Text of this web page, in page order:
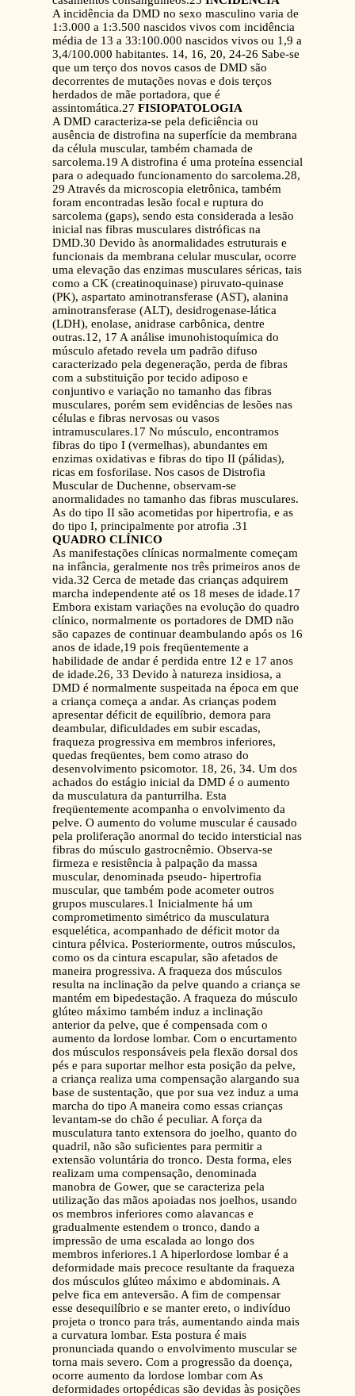
A incidência da DMD no sexo masculino varia de
1:3.000 a 1:3.500 nascidos vivos com incidência
média de 13 a 33:100.000 nascidos vivos ou 1,9 a
3,4/100.000 habitantes. 14, 16, 20, 24-26 Sabe-se
que um terço dos novos casos de DMD são
decorrentes de mutações novas e dois terços
herdados de mãe portadora, que é
assintomática.27 FISIOPATOLOGIA
A DMD caracteriza-se pela deficiência ou
ausência de distrofina na superfície da membrana
da célula muscular, também chamada de
sarcolema.19 A distrofina é uma proteína essencial
para o adequado funcionamento do sarcolema.28,
29 Através da microscopia eletrônica, também
foram encontradas lesão focal e ruptura do
sarcolema (gaps), sendo esta considerada a lesão
inicial nas fibras musculares distróficas na
DMD.30 Devido às anormalidades estruturais e
funcionais da membrana celular muscular, ocorre
uma elevação das enzimas musculares séricas, tais
como a CK (creatinoquinase) piruvato-quinase
(PK), aspartato aminotransferase (AST), alanina
aminotransferase (ALT), desidrogenase-lática
(LDH), enolase, anidrase carbônica, dentre
outras.12, 17 A análise imunohistoquímica do
músculo afetado revela um padrão difuso
caracterizado pela degeneração, perda de fibras
com a substituição por tecido adiposo e
conjuntivo e variação no tamanho das fibras
musculares, porém sem evidências de lesões nas
células e fibras nervosas ou vasos
intramusculares.17 No músculo, encontramos
fibras do tipo I (vermelhas), abundantes em
enzimas oxidativas e fibras do tipo II (pálidas),
ricas em fosforilase. Nos casos de Distrofia
Muscular de Duchenne, observam-se
anormalidades no tamanho das fibras musculares.
As do tipo II são acometidas por hipertrofia, e as
do tipo I, principalmente por atrofia .31
QUADRO CLÍNICO
As manifestações clínicas normalmente começam
na infância, geralmente nos três primeiros anos de
vida.32 Cerca de metade das crianças adquirem
marcha independente até os 18 meses de idade.17
Embora existam variações na evolução do quadro
clínico, normalmente os portadores de DMD não
são capazes de continuar deambulando após os 16
anos de idade,19 pois freqüentemente a
habilidade de andar é perdida entre 12 e 17 anos
de idade.26, 33 Devido à natureza insidiosa, a
DMD é normalmente suspeitada na época em que
a criança começa a andar. As crianças podem
apresentar déficit de equilíbrio, demora para
deambular, dificuldades em subir escadas,
fraqueza progressiva em membros inferiores,
quedas freqüentes, bem como atraso do
desenvolvimento psicomotor. 18, 26, 34. Um dos
achados do estágio inicial da DMD é o aumento
da musculatura da panturrilha. Esta
freqüentemente acompanha o envolvimento da
pelve. O aumento do volume muscular é causado
pela proliferação anormal do tecido intersticial nas
fibras do músculo gastrocnêmio. Observa-se
firmeza e resistência à palpação da massa
muscular, denominada pseudo- hipertrofia
muscular, que também pode acometer outros
grupos musculares.1 Inicialmente há um
comprometimento simétrico da musculatura
esquelética, acompanhado de déficit motor da
cintura pélvica. Posteriormente, outros músculos,
como os da cintura escapular, são afetados de
maneira progressiva. A fraqueza dos músculos
resulta na inclinação da pelve quando a criança se
mantém em bipedestação. A fraqueza do músculo
glúteo máximo também induz a inclinação
anterior da pelve, que é compensada com o
aumento da lordose lombar. Com o encurtamento
dos músculos responsáveis pela flexão dorsal dos
pés e para suportar melhor esta posição da pelve,
a criança realiza uma compensação alargando sua
base de sustentação, que por sua vez induz a uma
marcha do tipo A maneira como essas crianças
levantam-se do chão é peculiar. A força da
musculatura tanto extensora do joelho, quanto do
quadril, não são suficientes para permitir a
extensão voluntária do tronco. Desta forma, eles
realizam uma compensação, denominada
manobra de Gower, que se caracteriza pela
utilização das mãos apoiadas nos joelhos, usando
os membros inferiores como alavancas e
gradualmente estendem o tronco, dando a
impressão de uma escalada ao longo dos
membros inferiores.1 A hiperlordose lombar é a
deformidade mais precoce resultante da fraqueza
dos músculos glúteo máximo e abdominais. A
pelve fica em anteversão. A fim de compensar
esse desequilíbrio e se manter ereto, o indivíduo
projeta o tronco para trás, aumentando ainda mais
a curvatura lombar. Esta postura é mais
pronunciada quando o envolvimento muscular se
torna mais severo. Com a progressão da doença,
ocorre aumento da lordose lombar com As
deformidades ortopédicas são devidas às posições